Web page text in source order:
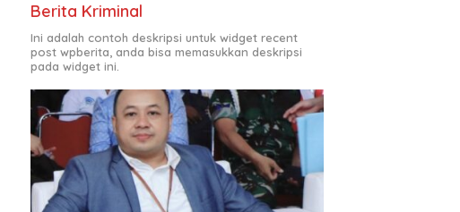
Berita Kriminal
Ini adalah contoh deskripsi untuk widget recent
post wpberita, anda bisa memasukkan deskripsi
pada widget ini.